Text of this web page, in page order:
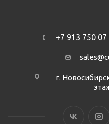
+7 913 750 07
г.